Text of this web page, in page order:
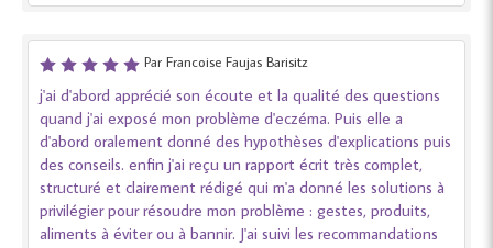
Par Francoise Faujas Barisitz
j'ai d'abord apprécié son écoute et la qualité des questions
quand j'ai exposé mon problème d'eczéma. Puis elle a
d'abord oralement donné des hypothèses d'explications puis
des conseils. enfin j'ai reçu un rapport écrit très complet,
structuré et clairement rédigé qui m'a donné les solutions à
privilégier pour résoudre mon problème : gestes, produits,
aliments à éviter ou à bannir. J'ai suivi les recommandations